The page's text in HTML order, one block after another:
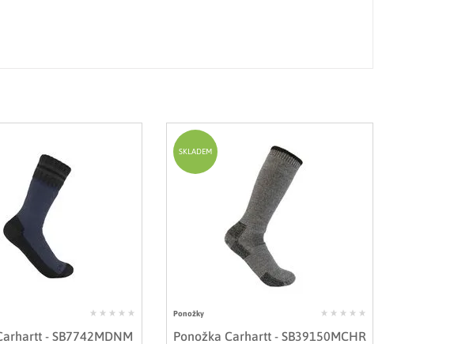
- SB7742MDNM
Ponožky
Ponožka Carhartt - SB39150MCHR
SKLADEM